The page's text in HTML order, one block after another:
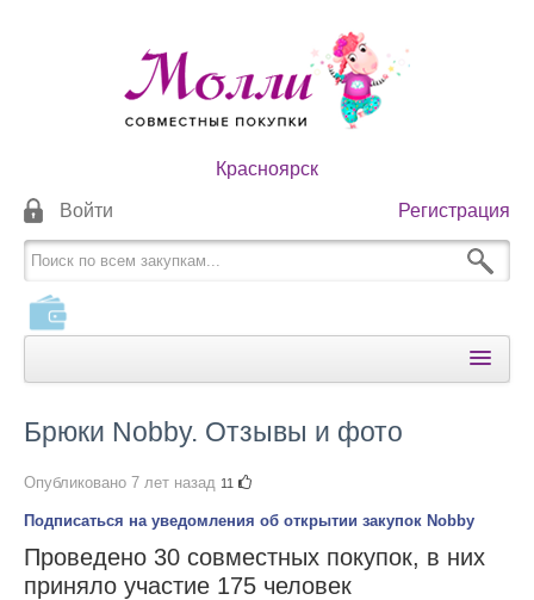
Красноярск
Войти Регистрация
КАК ОПЛАТИТЬ
КАК ПОЛУЧИТЬ
НОВОСТИ
ПОМОЩЬ
Брюки Nobby. Отзывы и фото
Опубликовано 7 лет назад 11
Подписаться на уведомления об открытии закупок Nobby
Проведено 30 совместных покупок, в них
приняло участие 175 человек